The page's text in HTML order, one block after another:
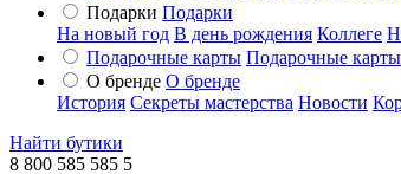
Подарки Подарки
На новый год В день рождения Коллеге
Подарочные карты Подарочные карты
О бренде О бренде
История Секреты мастерства Новости
Найти бутики
8 800 585 585 5